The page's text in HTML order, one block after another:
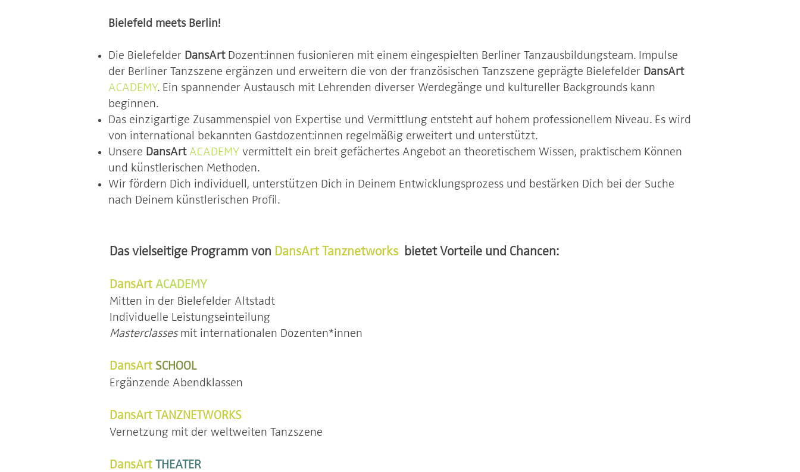
Bielefeld meets Berlin!
Die Bielefelder DansArt Dozent:innen fusionieren mit einem eingespielten Berliner Tanzausbildungsteam. Impulse
der Berliner Tanzszene ergänzen und erweitern die von der französischen Tanzszene geprägte Bielefelder DansArt
ACADEMY. Ein spannender Austausch mit Lehrenden diverser Werdegänge und kultureller Backgrounds kann
beginnen.
Das einzigartige Zusammenspiel von Expertise und Vermittlung entsteht auf hohem professionellem Niveau. Es wird
von international bekannten Gastdozent:innen regelmäßig erweitert und unterstützt.
Unsere DansArt ACADEMY vermittelt ein breit gefächertes Angebot an theoretischem Wissen, praktischem Können
und künstlerischen Methoden.
Wir fördern Dich individuell, unterstützen Dich in Deinem Entwicklungsprozess und bestärken Dich bei der Suche
nach Deinem künstlerischen Profil.
Das vielseitige Programm von DansArt Tanznetworks bietet Vorteile und Chancen:
DansArt ACADEMY
Mitten in der Bielefelder Altstadt
Individuelle Leistungseinteilung
Masterclasses mit internationalen Dozenten*innen
DansArt SCHOOL
Ergänzende Abendklassen
DansArt TANZNETWORKS
Vernetzung mit der weltweiten Tanzszene
DansArt THEATER